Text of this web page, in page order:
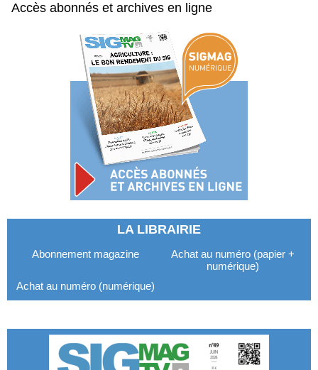
Accès abonnés et archives en ligne
LA LIBRAIRIE
Abonnement magazine
Achat au numéro (papier +
numérique)
Achat au numéro (numérique)